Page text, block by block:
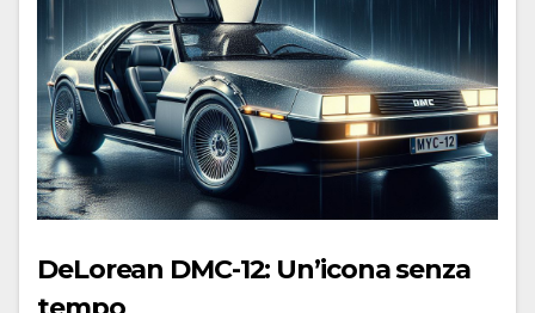
DeLorean DMC-12: Un’icona senza